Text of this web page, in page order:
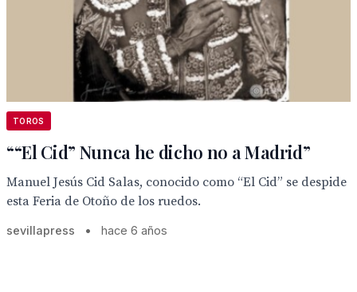
TOROS
““El Cid” Nunca he dicho no a Madrid”
Manuel Jesús Cid Salas, conocido como “El Cid” se despide
esta Feria de Otoño de los ruedos.
sevillapress • hace 6 años